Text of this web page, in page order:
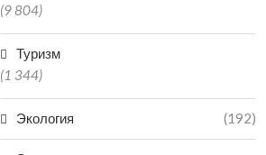
(9 804)
Туризм
(1 344)
Экология (192)